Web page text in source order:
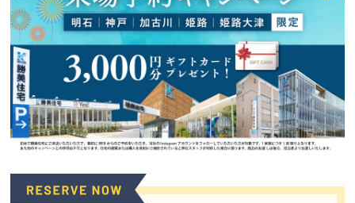
物件検索
会員登録
分譲モデルハウス
おすすめ分譲地